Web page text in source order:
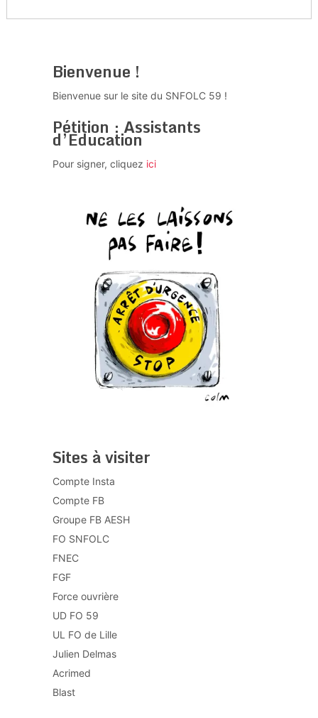
Bienvenue !
Bienvenue sur le site du SNFOLC 59 !
Pétition : Assistants
d’Education
Pour signer, cliquez ici
Sites à visiter
Compte Insta
Compte FB
Groupe FB AESH
FO SNFOLC
FNEC
FGF
Force ouvrière
UD FO 59
UL FO de Lille
Julien Delmas
Acrimed
Blast